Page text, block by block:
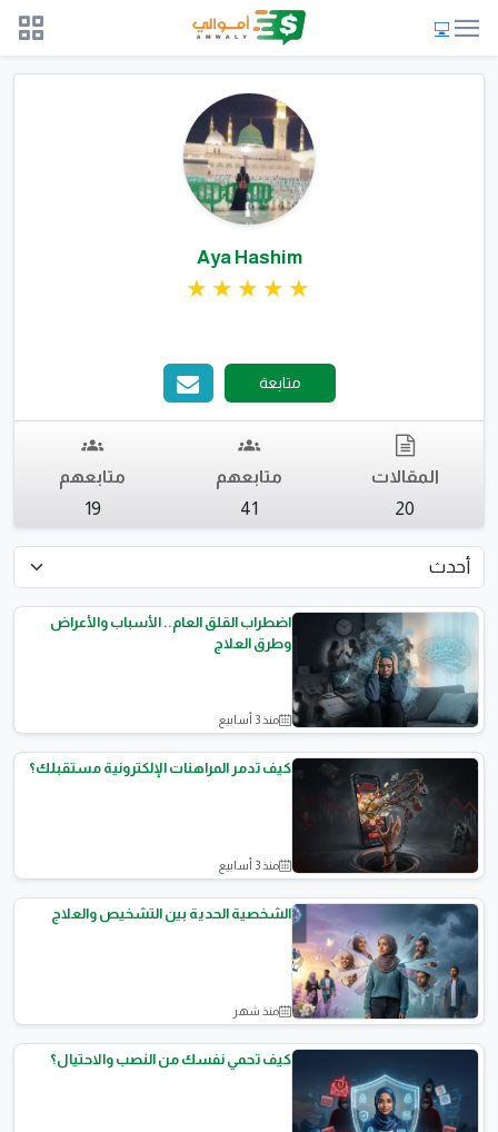
Aya Hashim
متابعة
المقالات
20
متابعهم
41
متابعهم
19
الصحة النفسية
اضطراب القلق العام.. الأسباب والأعراض
وطرق العلاج
منذ 3 أسابيع
نصائح وثقافة
كيف تدمر المراهنات الإلكترونية مستقبلك؟
منذ 3 أسابيع
الصحة النفسية
الشخصية الحدية بين التشخيص والعلاج
منذ شهر
كيف تحمي نفسك من النصب والاحتيال؟